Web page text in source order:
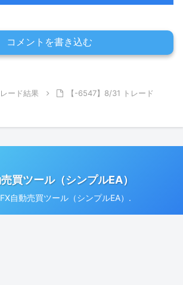
コメントを書き込む
レード結果 【-6547】8/31 トレード
買ツール（シンプルEA）
自動売買ツール（シンプルEA）.